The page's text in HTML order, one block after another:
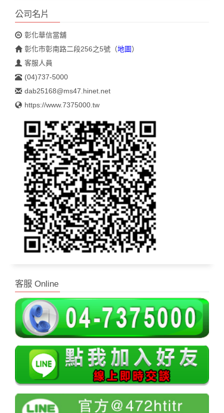
公司名片
彰化華信當舖
彰化市彰南路二段256之5號 （地圖）
客服人員
(04)737-5000
dab25168@ms47.hinet.net
https://www.7375000.tw
客服 Online